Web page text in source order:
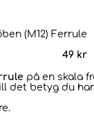
(M12) Ferrule
49 kr
på en skala
det betyg du